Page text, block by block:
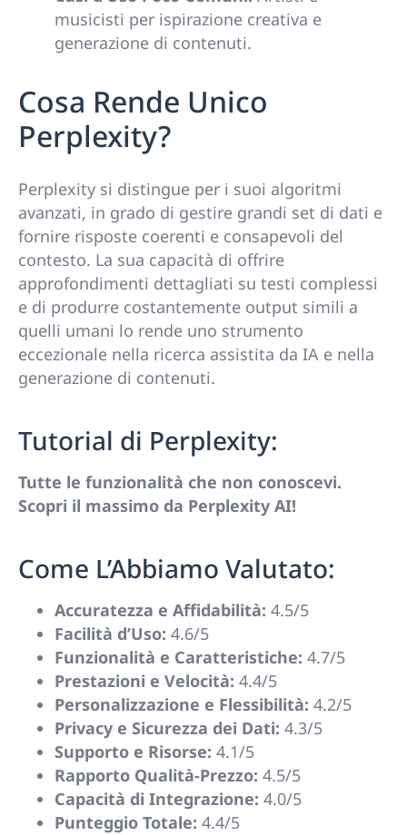
musicisti per ispirazione creativa e
generazione di contenuti.
Cosa Rende Unico
Perplexity?
Perplexity si distingue per i suoi algoritmi
avanzati, in grado di gestire grandi set di dati e
fornire risposte coerenti e consapevoli del
contesto. La sua capacità di offrire
approfondimenti dettagliati su testi complessi
e di produrre costantemente output simili a
quelli umani lo rende uno strumento
eccezionale nella ricerca assistita da IA e nella
generazione di contenuti.
Tutorial di Perplexity:
Tutte le funzionalità che non conoscevi.
Scopri il massimo da Perplexity AI!
Come L’Abbiamo Valutato:
Accuratezza e Affidabilità: 4.5/5
Facilità d’Uso: 4.6/5
Funzionalità e Caratteristiche: 4.7/5
Prestazioni e Velocità: 4.4/5
Personalizzazione e Flessibilità: 4.2/5
Privacy e Sicurezza dei Dati: 4.3/5
Supporto e Risorse: 4.1/5
Rapporto Qualità-Prezzo: 4.5/5
Capacità di Integrazione: 4.0/5
Punteggio Totale: 4.4/5